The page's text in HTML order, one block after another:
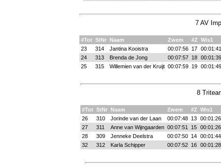
7 AV
#Tot StNr Naam Zwem #Z Wis1
23
314 Jantina Kooistra 00:07:56 17 00:01:41
24
313 Brenda de Jong 00:07:57 18 00:01:39
25
315 Willemien van der Kruijt 00:07:59 19 00:01:49
8
#Tot StNr Naam Zwem #Z Wis1
26
310 Jorinde van der Laan 00:07:48 13
00:01:26
27
311 Anne van Wijngaarden 00:07:51 15
00:01:26
28
309 Jenneke Deelstra 00:07:50 14
00:01:44
32
312 Karla Schipper 00:07:52 16 00:01:28